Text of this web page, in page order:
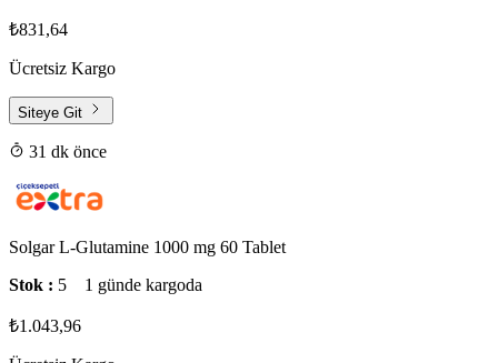
₺831,64
Ücretsiz Kargo
Siteye Git
31 dk önce
Solgar L-Glutamine 1000 mg 60 Tablet
Stok : 5 1 günde kargoda
₺1.043,96